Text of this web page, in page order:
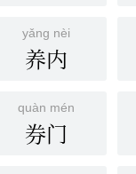
yǎng nèi
养内
quàn mén
券门